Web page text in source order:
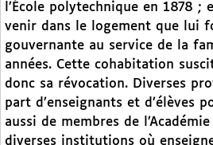
l’École polytechnique en 1878
venir dans le logement que lui
gouvernante au service de la
années. Cette cohabitation
donc sa révocation. Diverses
part d’enseignants et d’élèves
aussi de membres de
diverses institutions où